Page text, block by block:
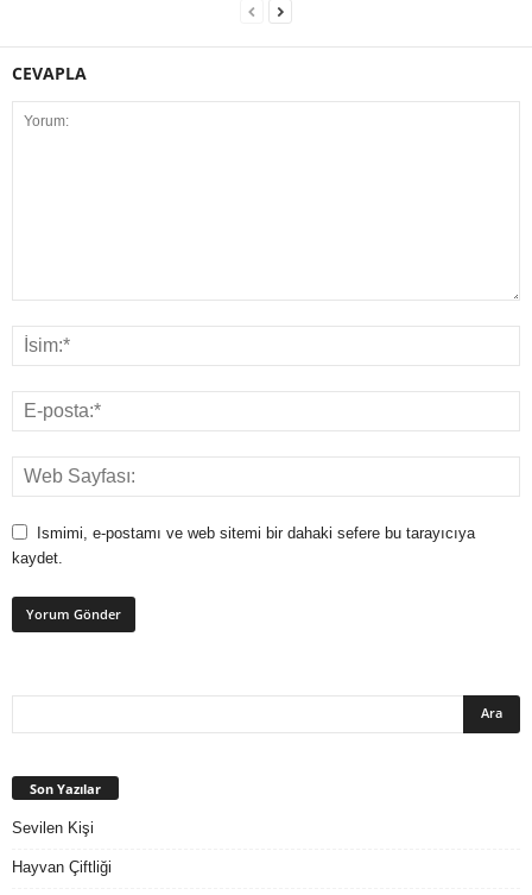
CEVAPLA
Ismimi, e-postamı ve web sitemi bir dahaki sefere bu tarayıcıya
kaydet.
Son Yazılar
Sevilen Kişi
Hayvan Çiftliği